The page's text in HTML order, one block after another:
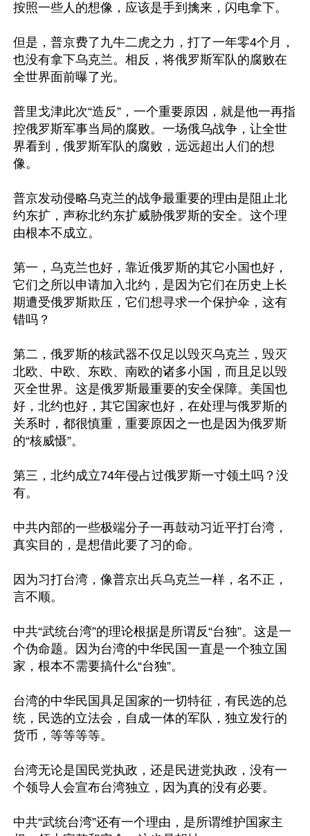
按照一些人的想像，应该是手到擒来，闪电拿下。
但是，普京费了九牛二虎之力，打了一年零4个月，
也没有拿下乌克兰。相反，将俄罗斯军队的腐败在
全世界面前曝了光。
普里戈津此次“造反”，一个重要原因，就是他一再指
控俄罗斯军事当局的腐败。一场俄乌战争，让全世
界看到，俄罗斯军队的腐败，远远超出人们的想
像。
普京发动侵略乌克兰的战争最重要的理由是阻止北
约东扩，声称北约东扩威胁俄罗斯的安全。这个理
由根本不成立。
第一，乌克兰也好，靠近俄罗斯的其它小国也好，
它们之所以申请加入北约，是因为它们在历史上长
期遭受俄罗斯欺压，它们想寻求一个保护伞，这有
错吗？
第二，俄罗斯的核武器不仅足以毁灭乌克兰，毁灭
北欧、中欧、东欧、南欧的诸多小国，而且足以毁
灭全世界。这是俄罗斯最重要的安全保障。美国也
好，北约也好，其它国家也好，在处理与俄罗斯的
关系时，都很慎重，重要原因之一也是因为俄罗斯
的“核威慑”。
第三，北约成立74年侵占过俄罗斯一寸领土吗？没
有。
中共内部的一些极端分子一再鼓动习近平打台湾，
真实目的，是想借此要了习的命。
因为习打台湾，像普京出兵乌克兰一样，名不正，
言不顺。
中共“武统台湾”的理论根据是所谓反“台独”。这是一
个伪命题。因为台湾的中华民国一直是一个独立国
家，根本不需要搞什么“台独”。
台湾的中华民国具足国家的一切特征，有民选的总
统，民选的立法会，自成一体的军队，独立发行的
货币，等等等等。
台湾无论是国民党执政，还是民进党执政，没有一
个领导人会宣布台湾独立，因为真的没有必要。
中共“武统台湾”还有一个理由，是所谓维护国家主